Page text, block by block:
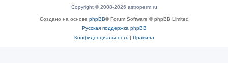
Copyright © 2008-2026 astroperm.ru
Создано на основе phpBB® Forum Software © phpBB Limited
Русская поддержка phpBB
Конфиденциальность| Правила